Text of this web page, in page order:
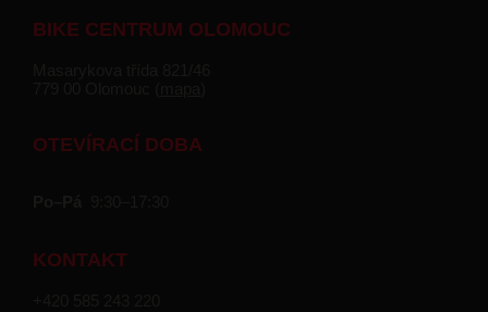
BIKE CENTRUM OLOMOUC
OTEVÍRACÍ DOBA
KONTAKT